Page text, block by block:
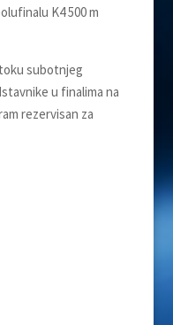
K4 500 m
subotnjeg
u finalima na
rezervisan za